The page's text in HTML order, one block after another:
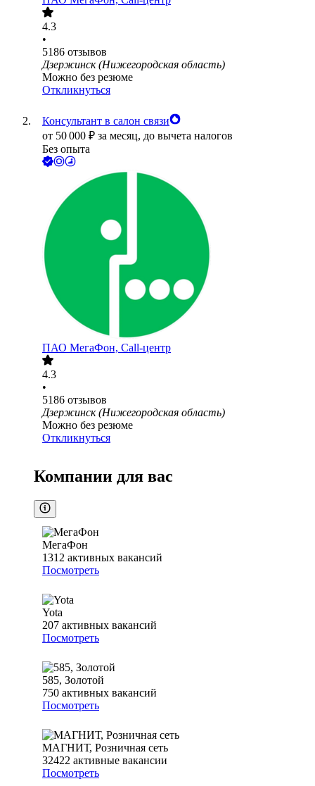
4.3
•
5186 отзывов
Дзержинск (Нижегородская область)
Можно без резюме
Откликнуться
Консультант в салон связи
от 50 000 ₽ за месяц, до вычета налогов
Без опыта
ПАО МегаФон, Call-центр
4.3
•
5186 отзывов
Дзержинск (Нижегородская область)
Можно без резюме
Откликнуться
Компании для вас
МегаФон
1312 активных вакансий
Посмотреть
Yota
207 активных вакансий
Посмотреть
585, Золотой
750 активных вакансий
Посмотреть
МАГНИТ, Розничная сеть
32422 активные вакансии
Посмотреть